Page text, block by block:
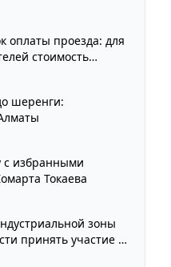
оплаты проезда: для
стоимость
шеренги:
с избранными
Токаева
зоны
принять участие в